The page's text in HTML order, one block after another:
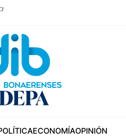
ECONOMÍAOPINIÓN